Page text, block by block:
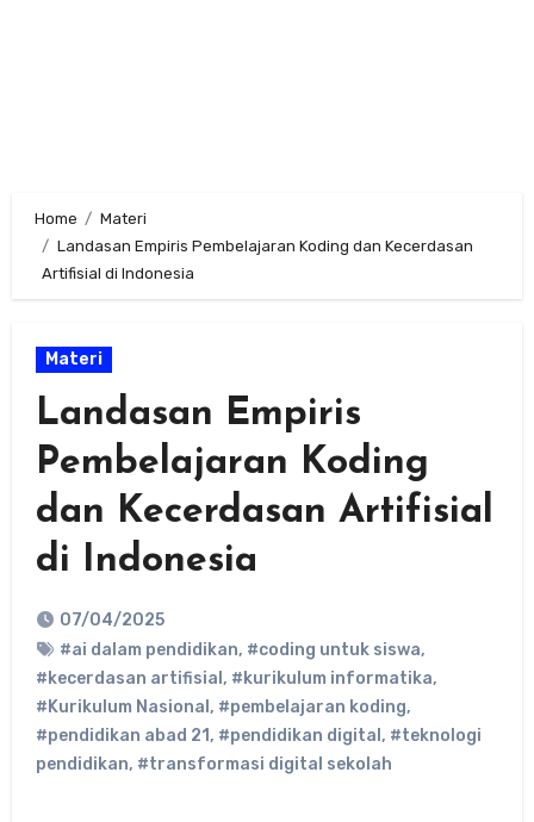
Home
Materi
Landasan Empiris Pembelajaran Koding dan Kecerdasan
Artifisial di Indonesia
Materi
Landasan Empiris
Pembelajaran Koding
dan Kecerdasan Artifisial
di Indonesia
07/04/2025
#ai dalam pendidikan, #coding untuk siswa,
#kecerdasan artifisial , #kurikulum informatika,
#Kurikulum Nasional , #pembelajaran koding,
#pendidikan abad 21, #pendidikan digital , #teknologi
pendidikan, #transformasi digital sekolah